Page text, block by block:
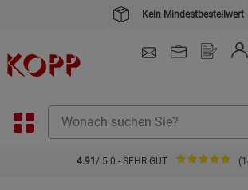
Kein Mindestbestellwert
4.91 / 5.0 - SEHR GUT